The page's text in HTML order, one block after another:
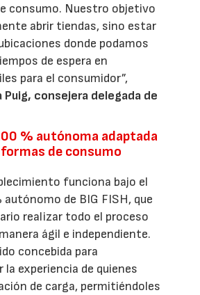
consumo. Nuestro objetivo
abrir tiendas, sino estar
donde podamos
de espera en
para el consumidor”,
Puig, consejera delegada de
% autónoma adaptada
de consumo
funciona bajo el
de BIG FISH, que
realizar todo el proceso
ágil e independiente.
concebida para
experiencia de quienes
de carga, permitiéndoles